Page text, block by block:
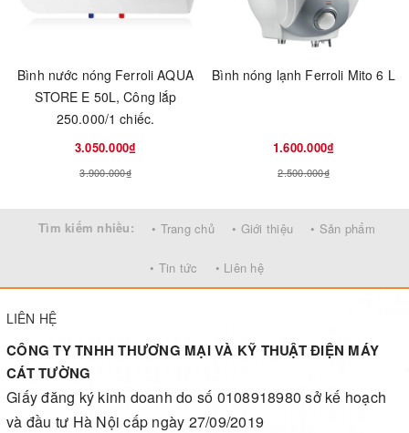
Bình nước nóng Ferroli AQUA
STORE E 50L, Công lắp
250.000/1 chiếc.
3.050.000₫
3.900.000₫
Bình nóng lạnh Ferroli Mito 6 L
1.600.000₫
2.500.000₫
Tìm kiếm nhiều: • Trang chủ • Giới thiệu • Sản phẩm
• Tin tức • Liên hệ
LIÊN HỆ
CÔNG TY TNHH THƯƠNG MẠI VÀ KỸ THUẬT ĐIỆN MÁY
CÁT TƯỜNG
Giấy đăng ký kinh doanh do số 0108918980 sở kế hoạch
và đầu tư Hà Nội cấp ngày 27/09/2019